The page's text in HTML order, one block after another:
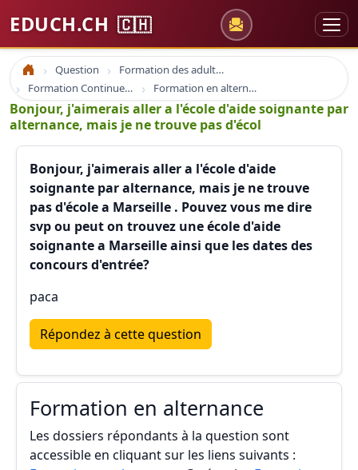
EDUCH.CH 🇨🇭
Accueil Question
Formation des adultes
Formation Continue Adulte E-learning
Formation en alternance
Bonjour, j'aimerais aller a l'école d'aide soignante par
alternance, mais je ne trouve pas d'écol
Bonjour, j'aimerais aller a l'école d'aide
soignante par alternance, mais je ne trouve
pas d'école a Marseille . Pouvez vous me dire
svp ou peut on trouvez une école d'aide
soignante a Marseille ainsi que les dates des
concours d'entrée?
paca
Répondez à cette question
Formation en alternance
Les dossiers répondants à la question sont
accessible en cliquant sur les liens suivants :